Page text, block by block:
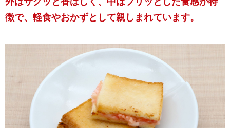
徴で、軽食やおかずとして親しまれています。